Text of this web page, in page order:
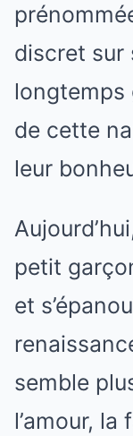
discret sur
longtemps
de cette
leur
petit
et
semble
l’amour,